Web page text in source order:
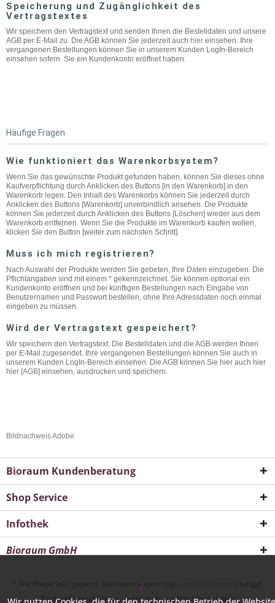
Speicherung und Zugänglichkeit des
Vertragstextes
Wir speichern den Vertragstext und senden Ihnen die Bestelldaten und unsere
AGB per E-Mail zu. Die AGB können Sie jederzeit auch hier einsehen. Ihre
vergangenen Bestellungen können Sie in unserem Kunden LogIn-Bereich
einsehen sofern Sie ein Kundenkonto eröffnet haben.
Häufige Fragen
Wie funktioniert das Warenkorbsystem?
Wenn Sie das gewünschte Produkt gefunden haben, können Sie dieses ohne
Kaufverpflichtung durch Anklicken des Buttons [in den Warenkorb] in den
Warenkorb legen. Den Inhalt des Warenkorbs können Sie jederzeit durch
Anklicken des Buttons [Warenkorb] unverbindlich ansehen. Die Produkte
können Sie jederzeit durch Anklicken des Buttons [Löschen] wieder aus dem
Warenkorb entfernen. Wenn Sie die Produkte im Warenkorb kaufen wollen,
klicken Sie den Button [weiter zum nächsten Schritt].
Muss ich mich registrieren?
Nach Auswahl der Produkte werden Sie gebeten, Ihre Daten einzugeben. Die
Pflichtangaben sind mit einem * gekennzeichnet. Sie können optional ein
Kundenkonto eröffnen und bei künftigen Bestellungen nach Eingabe von
Benutzernamen und Passwort bestellen, ohne Ihre Adressdaten noch einmal
eingeben zu müssen.
Wird der Vertragstext gespeichert?
Wir speichern den Vertragstext. Die Bestelldaten und die AGB werden Ihnen
per E-Mail zugesendet. Ihre vergangenen Bestellungen können Sie auch in
unserem Kunden LogIn-Bereich einsehen. Die AGB können Sie hier auch hier
hier [AGB] einsehen, ausdrucken und speichern.
Bildnachweis Adobe
Bioraum Kundenberatung
Shop Service
Infothek
Bioraum GmbH
* Alle Preise inkl. gesetzl. Mehrwertsteuer zzgl. Versandkosten
Nachnahmegebühren, wenn nicht anders beschrieben